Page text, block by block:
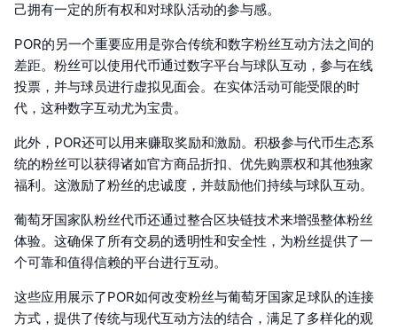
己拥有一定的所有权和对球队活动的参与感。
POR的另一个重要应用是弥合传统和数字粉丝互动方法之间的
差距。粉丝可以使用代币通过数字平台与球队互动，参与在线
投票，并与球员进行虚拟见面会。在实体活动可能受限的时
代，这种数字互动尤为宝贵。
此外，POR还可以用来赚取奖励和激励。积极参与代币生态系
统的粉丝可以获得诸如官方商品折扣、优先购票权和其他独家
福利。这激励了粉丝的忠诚度，并鼓励他们持续与球队互动。
葡萄牙国家队粉丝代币还通过整合区块链技术来增强整体粉丝
体验。这确保了所有交易的透明性和安全性，为粉丝提供了一
个可靠和值得信赖的平台进行互动。
这些应用展示了POR如何改变粉丝与葡萄牙国家足球队的连接
方式，提供了传统与现代互动方法的结合，满足了多样化的观